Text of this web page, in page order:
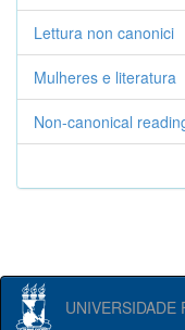
Lettura non canonici
Mulheres e literatura
Non-canonical
UNIVERSIDADE